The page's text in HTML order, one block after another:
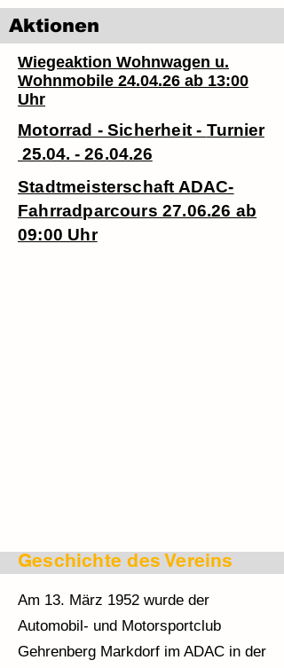
Aktionen
Wiegeaktion Wohnwagen u.
Wohnmobile 24.04.26 ab 13:00
Uhr
Motorrad - Sicherheit - Turnier
25.04. - 26.04.26
Stadtmeisterschaft ADAC-
Fahrradparcours 27.06.26 ab
09:00 Uhr
Geschichte des Vereins
Am 13. März 1952 wurde der
Automobil- und Motorsportclub
Gehrenberg Markdorf im ADAC in der